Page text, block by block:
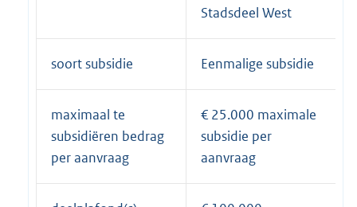
Stadsdeel West
soort subsidie Eenmalige subsidie
maximaal te
subsidiëren bedrag
per aanvraag
€ 25.000 maximale
subsidie per
aanvraag